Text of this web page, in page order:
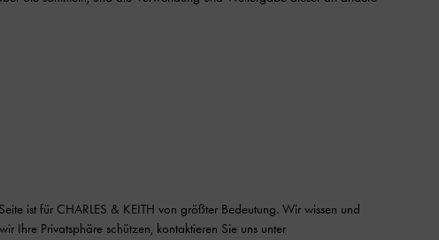
ist für CHARLES & KEITH von größter Bedeutung. Wir wissen und
Ihre Privatsphäre schützen, kontaktieren Sie uns unter